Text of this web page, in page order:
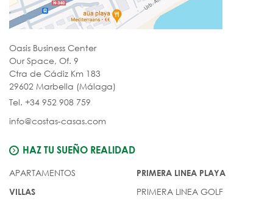
Oasis Business Center
Our Space, Of. 9
Ctra de Cádiz Km 183
29602 Marbella (Málaga)
Tel. +34 952 908 759
info@costas-casas.com
HAZ TU SUEÑO REALIDAD
APARTAMENTOS
VILLAS
PRIMERA LINEA PLAYA
PRIMERA LINEA GOLF